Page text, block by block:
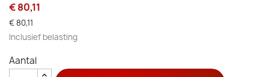
€ 80,11
€ 80,11
Inclusief belasting
Aantal